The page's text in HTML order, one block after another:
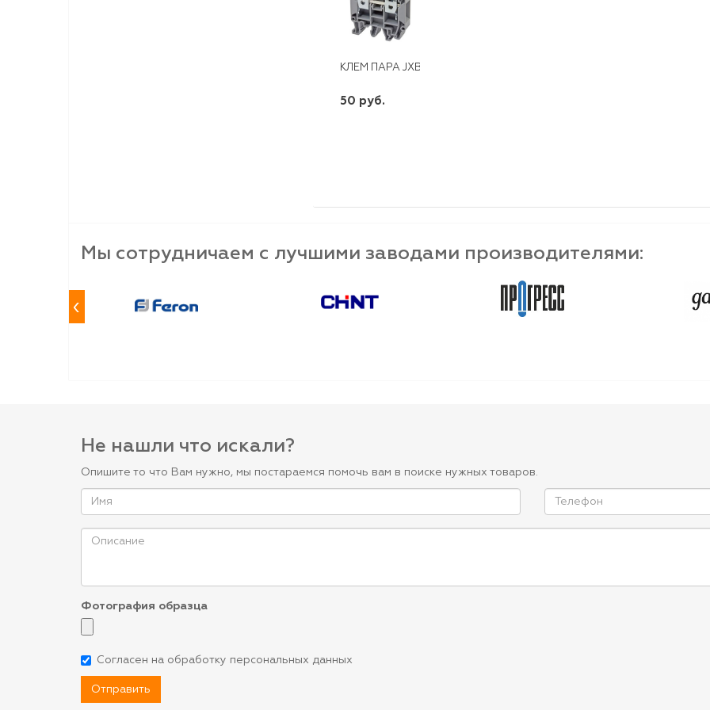
КЛЕМ ПАРА JXB-10/35
50 руб.
Мы сотрудничаем с лучшими заводами производителями:
‹
Не нашли что искали?
Опишите то что Вам нужно, мы постараемся помочь вам в поиске нужных товаров.
Фотография образца
Согласен на обработку персональных данных
Отправить